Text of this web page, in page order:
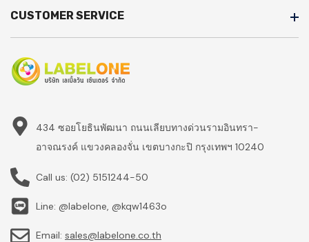
CUSTOMER SERVICE
434 ซอยโยธินพัฒนา ถนนเลียบทางด่วนรามอินทรา-
อาจณรงค์ แขวงคลองจั่น เขตบางกะปิ กรุงเทพฯ 10240
Call us: (02) 5151244-50
Line: @labelone, @kqw1463o
Email: sales@labelone.co.th